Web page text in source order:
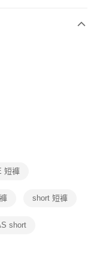
至「AFTEE先享後付」
結，可透過四大超商／
完成。
顯示為準，若有關於
聯繫「AFTEE先享後付
support/home
享後付」服務完成之交
之同意方可使用
短褲
short 短褲
short